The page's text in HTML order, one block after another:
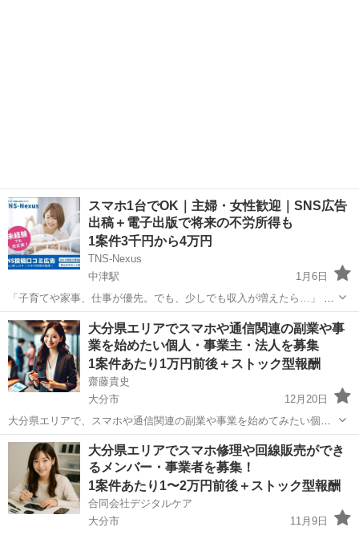
スマホ1台でOK｜主婦・女性歓迎｜SNS広告
出稿＋電子出版で将来の不労所得も
1案件3千円から4万円
TNS-Nexus
中津駅
1月6日
「子育てや家事、仕事が優先。でも、少しでも収入が増えたら…」 そ
んな女性のための【在宅SNS副業】です。 お任せするのは、 ・SNS
広告の簡単な出稿 ・経験ゼロから始められる内容 さらに追加業務に
は、 電子出版による“...
大分 中津市 中津駅 Amazon
大分県エリアでスマホや通信関連の副業や事
業を始めたい個人・事業主・法人を募集
1案件あたり1万円前後＋ストック型報酬
齋藤貴史
大分市
12月20日
大分県エリアで、スマホや通信関連の副業や事業を始めてみたい個
人、事業主、法人の方を募集しています。 （他の地域についてもご相
談ください。） ⚫️ 働く場所や時間は自由！自宅・オフィスでのスター
トも可能 事業を展開す...
大分 大分市 その他 成果報酬型
大分県エリアでスマホ修理や回線販売ができ
るメンバー・事業者を募集！
1案件あたり1〜2万円前後＋ストック型報酬
合同会社デジタルケア
大分市
11月9日